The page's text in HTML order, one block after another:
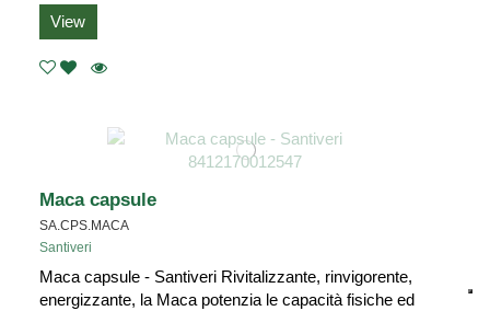
View
Maca capsule
SA.CPS.MACA
Santiveri
Maca capsule - Santiveri Rivitalizzante, rinvigorente,
energizzante, la Maca potenzia le capacità fisiche ed